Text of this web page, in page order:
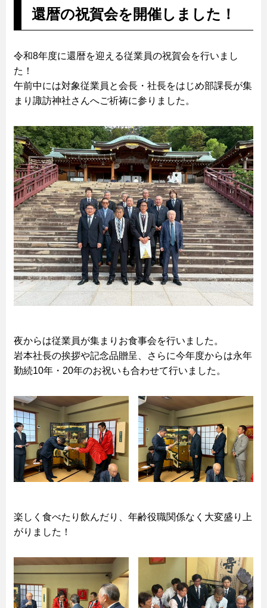
還暦の祝賀会を開催しました！
令和8年度に還暦を迎える従業員の祝賀会を行いまし
た！
午前中には対象従業員と会長・社長をはじめ部課長が集
まり諏訪神社さんへご祈祷に参りました。
夜からは従業員が集まりお食事会を行いました。
岩本社長の挨拶や記念品贈呈、さらに今年度からは永年
勤続10年・20年のお祝いも合わせて行いました。
楽しく食べたり飲んだり、年齢役職関係なく大変盛り上
がりました！